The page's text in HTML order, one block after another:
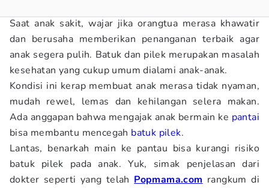
Saat anak sakit, wajar jika orangtua merasa khawatir
dan berusaha memberikan penanganan terbaik agar
anak segera pulih. Batuk dan pilek merupakan masalah
kesehatan yang cukup umum dialami anak-anak.
Kondisi ini kerap membuat anak merasa tidak nyaman,
mudah rewel, lemas dan kehilangan selera makan.
Ada anggapan bahwa mengajak anak bermain ke pantai
bisa membantu mencegah batuk pilek.
Lantas, benarkah main ke pantau bisa kurangi risiko
batuk pilek pada anak. Yuk, simak penjelasan dari
dokter seperti yang telah Popmama.com rangkum di